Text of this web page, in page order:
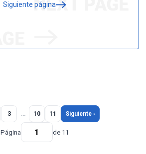
Siguiente página
3 … 10 11 Siguiente ›
Página de 11